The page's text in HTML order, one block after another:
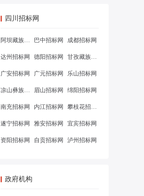
四川招标网
阿坝藏族羌族自治州招标网 巴中招标网 成都招标网
达州招标网 德阳招标网 甘孜藏族自治州招标网
广安招标网 广元招标网 乐山招标网
凉山彝族自治州招标网 眉山招标网 绵阳招标网
南充招标网 内江招标网 攀枝花招标网
遂宁招标网 雅安招标网 宜宾招标网
资阳招标网 自贡招标网 泸州招标网
政府机构